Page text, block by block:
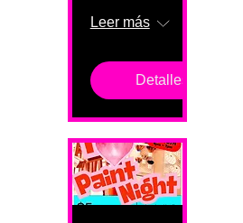
Leer más
Detalles